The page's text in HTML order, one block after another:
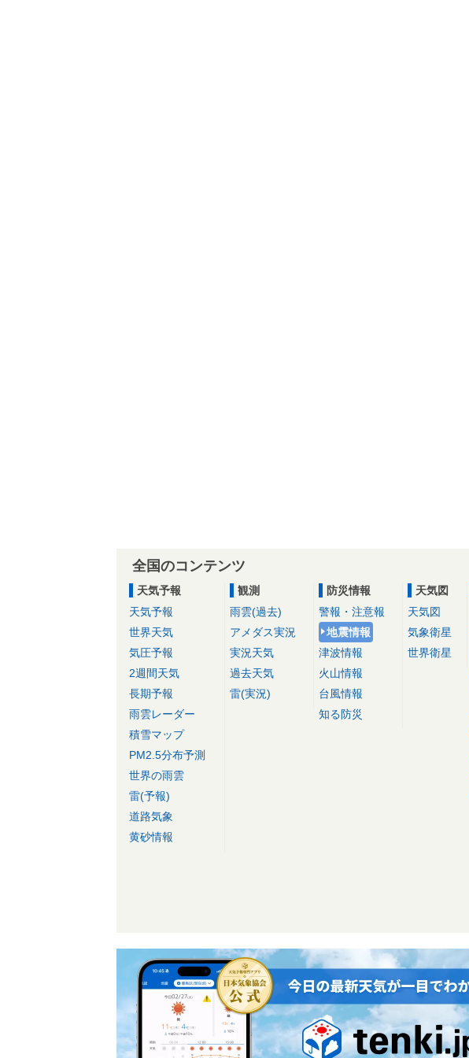
全国のコンテンツ
天気予報
天気予報
世界天気
気圧予報
2週間天気
長期予報
雨雲レーダー
積雪マップ
PM2.5分布予測
世界の雨雲
雷(予報)
道路気象
黄砂情報
観測
雨雲(過去)
アメダス実況
実況天気
過去天気
雷(実況)
防災情報
警報・注意報
地震情報
津波情報
火山情報
台風情報
知る防災
天気図
天気図
気象衛星
世界衛星